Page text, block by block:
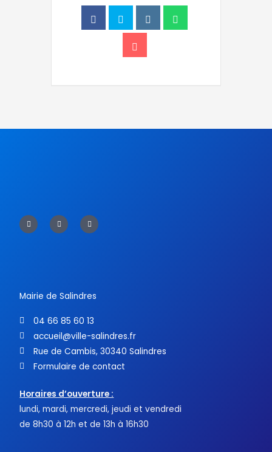
a
c
e
w
i
t
o
u
t
Mairie de Salindres
04 66 85 60 13
accueil@ville-salindres.fr
Rue de Cambis, 30340 Salindres
Formulaire de contact
Horaires d’ouverture :
lundi, mardi, mercredi, jeudi et vendredi
de 8h30 à 12h et de 13h à 16h30